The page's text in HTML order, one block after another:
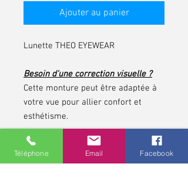
Ajouter au panier
Lunette THEO EYEWEAR
Besoin d'une correction visuelle ?
Cette monture peut être adaptée à
votre vue pour allier confort et
esthétisme.
N’attendez plus, affirmez votre style
tout en profitant d’une vision
Téléphone Email Facebook